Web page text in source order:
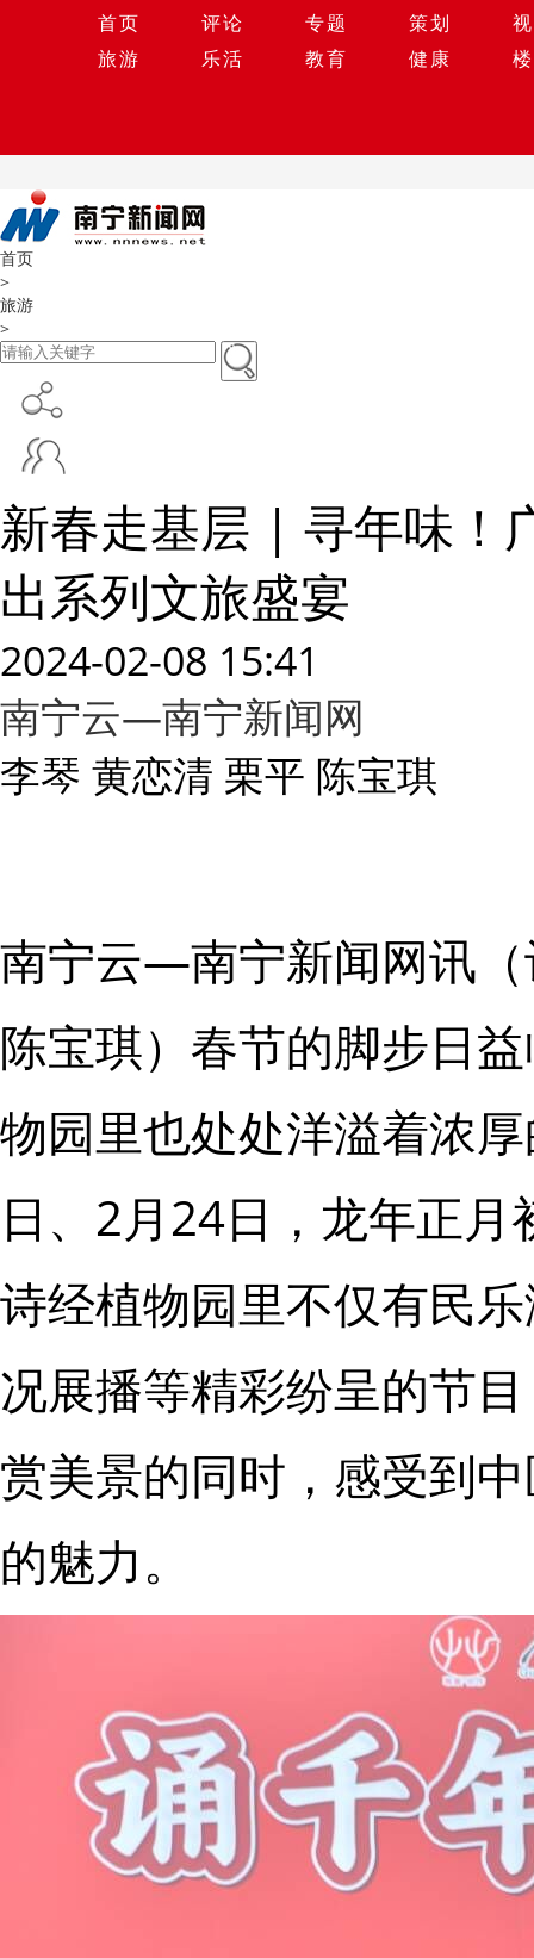
首页 评论 专题 策划
旅游
乐活 教育 健康
首页
>
旅游
>
新春走基层 | 寻年味！
出系列文旅盛宴
2024-02-08 15:41
南宁云—南宁新闻网
李琴 黄恋清 栗平 陈宝琪
南宁云—南宁新闻网讯
陈宝琪）春节的脚步日
物园里也处处洋溢着浓
日、2月24日，龙年正
诗经植物园里不仅有民
况展播等精彩纷呈的节
赏美景的同时，感受到
的魅力。